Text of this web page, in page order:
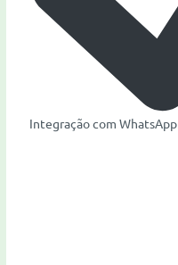
Integração com WhatsApp